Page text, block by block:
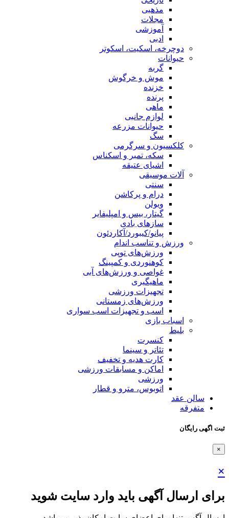
مذهبی
مجلات
آموزشی
ادبی
دوچرخه، اسکیت، اسکوتر
حیوانات
گربه
موش و خرگوش
خزنده
پرنده
ماهی
لوازم جانبی
حیوانات مزرعه
سگ
کلکسیون و سرگرمی
سکه، تمبر و اسکناس
اشیای عتیقه
آلات موسیقی
سنتی
درام و پرکاشن
ویولن
گیتار، بیس و امپلیفایر
سازهای بادی
پیانو/کیبورد/آکاردئون
ورزش و تناسب اندام
ورزش‌های توپی
کوهنوردی و کمپینگ
غواصی و ورزش‌های آبی
ماهیگیری
تجهیزات ورزشی
ورزش‌های زمستانی
اسب و تجهیزات اسب سواری
اسباب‌ بازی
بلیط
کنسرت
تئاتر و سینما
کارت هدیه و تخفیف
اماکن و مسابقات ورزشی
ورزشی
اتوبوس، مترو و قطار
سالن عقد
متفرقه
ثبت اگهی رایگان
×
×
برای ارسال آگهی باید وارد سایت شوید